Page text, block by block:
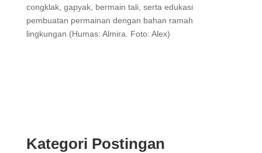
congklak, gapyak, bermain tali, serta edukasi
pembuatan permainan dengan bahan ramah
lingkungan.(Humas: Almira. Foto: Alex)
Kategori Postingan